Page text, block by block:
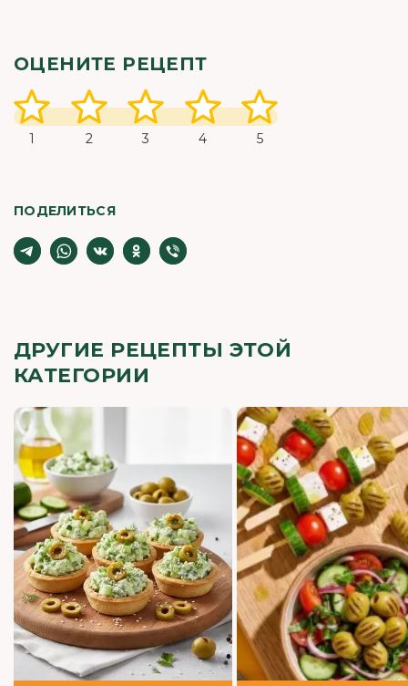
ОЦЕНИТЕ РЕЦЕПТ
1 2 3 4 5
ПОДЕЛИТЬСЯ
ДРУГИЕ РЕЦЕПТЫ ЭТОЙ
КАТЕГОРИИ